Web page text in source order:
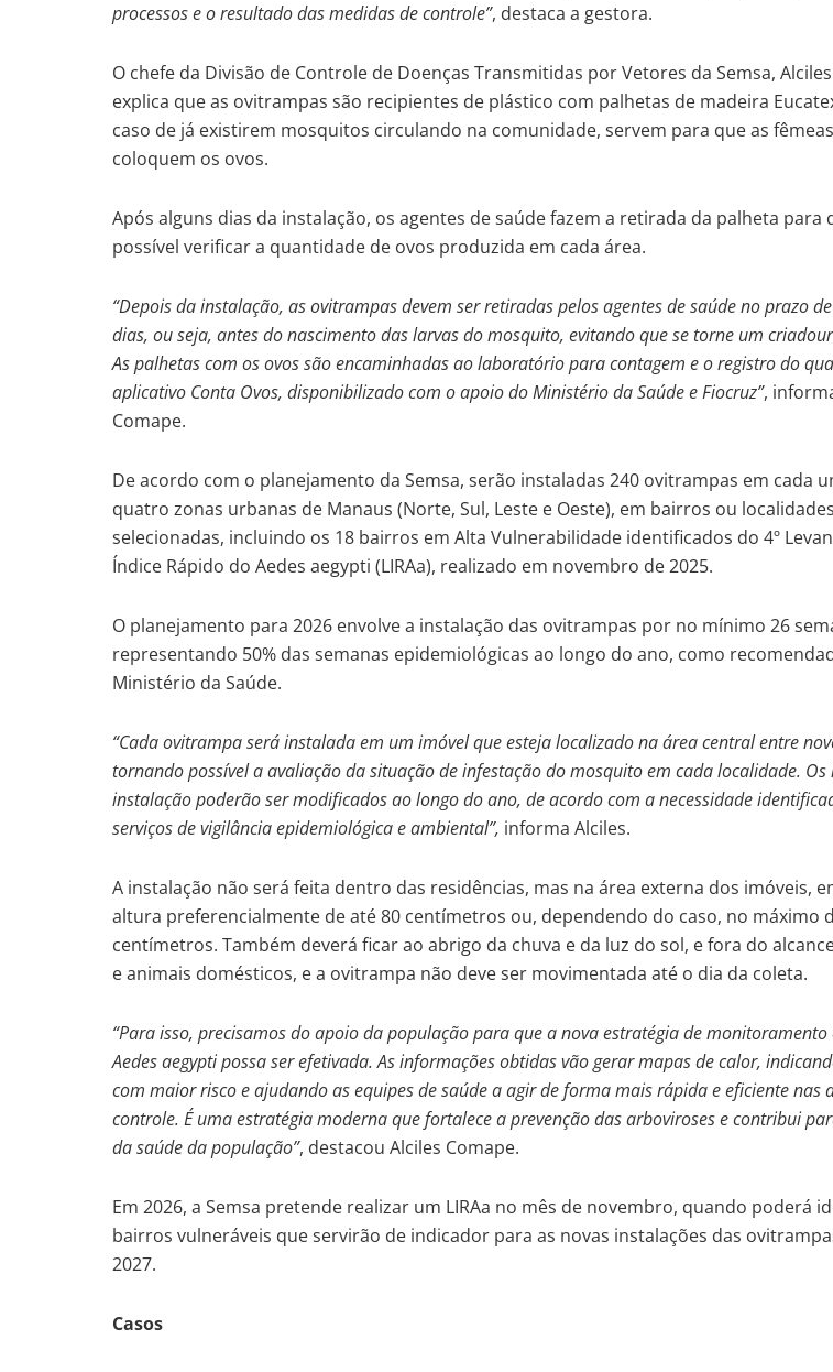
processos e o resultado das medidas de controle”, destaca a gestora.
O chefe da Divisão de Controle de Doenças Transmitidas por Vetores da Semsa,
explica que as ovitrampas são recipientes de plástico com palhetas de madeira
caso de já existirem mosquitos circulando na comunidade, servem para que as
coloquem os ovos.
Após alguns dias da instalação, os agentes de saúde fazem a retirada da palheta para
possível verificar a quantidade de ovos produzida em cada área.
“Depois da instalação, as ovitrampas devem ser retiradas pelos agentes de saúde no prazo
dias, ou seja, antes do nascimento das larvas do mosquito, evitando que se torne um
As palhetas com os ovos são encaminhadas ao laboratório para contagem e o registro do
aplicativo Conta Ovos, disponibilizado com o apoio do Ministério da Saúde e Fiocruz”,
Comape.
De acordo com o planejamento da Semsa, serão instaladas 240 ovitrampas em cada
quatro zonas urbanas de Manaus (Norte, Sul, Leste e Oeste), em bairros ou localidades
selecionadas, incluindo os 18 bairros em Alta Vulnerabilidade identificados do 4º
Índice Rápido do Aedes aegypti (LIRAa), realizado em novembro de 2025.
O planejamento para 2026 envolve a instalação das ovitrampas por no mínimo 26
representando 50% das semanas epidemiológicas ao longo do ano, como
Ministério da Saúde.
“Cada ovitrampa será instalada em um imóvel que esteja localizado na área central entre
tornando possível a avaliação da situação de infestação do mosquito em cada localidade. Os
instalação poderão ser modificados ao longo do ano, de acordo com a necessidade
serviços de vigilância epidemiológica e ambiental”, informa Alciles.
A instalação não será feita dentro das residências, mas na área externa dos imóveis,
altura preferencialmente de até 80 centímetros ou, dependendo do caso, no máximo
centímetros. Também deverá ficar ao abrigo da chuva e da luz do sol, e fora do
e animais domésticos, e a ovitrampa não deve ser movimentada até o dia da coleta.
“Para isso, precisamos do apoio da população para que a nova estratégia de
Aedes aegypti possa ser efetivada. As informações obtidas vão gerar mapas de calor,
com maior risco e ajudando as equipes de saúde a agir de forma mais rápida e eficiente nas
controle. É uma estratégia moderna que fortalece a prevenção das arboviroses e contribui
da saúde da população”, destacou Alciles Comape.
Em 2026, a Semsa pretende realizar um LIRAa no mês de novembro, quando poderá
bairros vulneráveis que servirão de indicador para as novas instalações das
2027.
Casos